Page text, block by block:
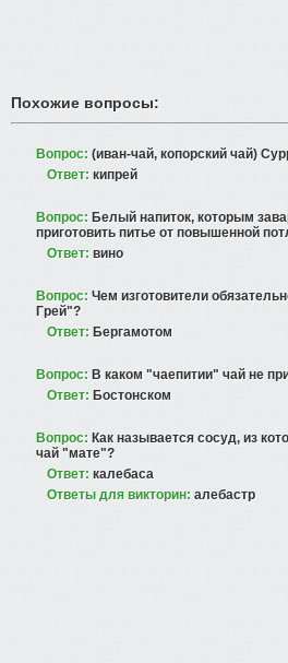
Похожие вопросы:
Вопрос: (иван-чай, копорский чай)
Ответ: кипрей
Вопрос: Белый напиток, которым
приготовить питье от повышенной
Ответ: вино
Вопрос: Чем изготовители
Грей"?
Ответ: Бергамотом
Вопрос: В каком "чаепитии" чай не
Ответ: Бостонском
Вопрос: Как называется сосуд, из
чай "мате"?
Ответ: калебаса
Ответы для викторин: алебастр